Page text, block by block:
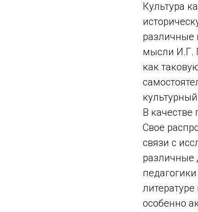
Культура
различные
мысли И.Г.
как
В
Свое
связи с
различные
особенно